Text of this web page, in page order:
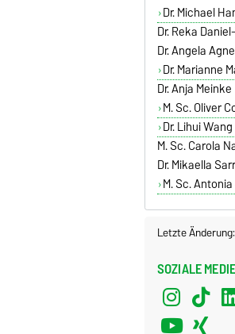
Dr. Michael
Dr. Reka
Dr. Angela
Dr. Marianne
Dr. Anja Meinke
M. Sc. Oliver
Dr. Lihui Wang
M. Sc. Carola
Dr. Mikaella
M. Sc.
Letzte
SOZIALE